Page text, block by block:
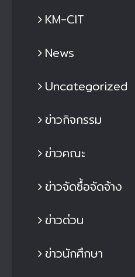
KM-CIT
News
Uncategorized
ข่าวกิจกรรม
ข่าวคณะ
ข่าวจัดซื้อจัดจ้าง
ข่าวด่วน
ข่าวนักศึกษา